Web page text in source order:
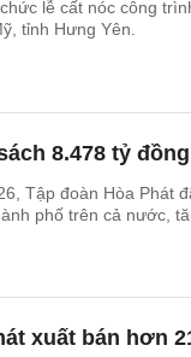
lễ cất nóc công
tỉnh Hưng Yên.
8.478 tỷ
Tập đoàn Hòa Phát
phố trên cả nước,
xuất bán hơn